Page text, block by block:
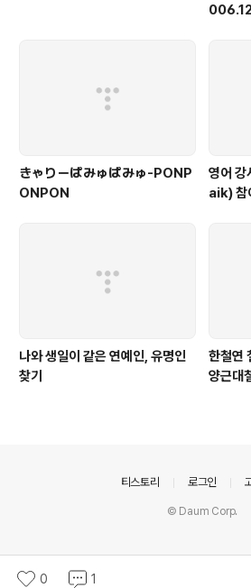
きゃりーぱみゅぱみゅ-PONP
ONPON
영어
aik) 참
나와 생일이 같은 연예인, 유명인
찾기
한철연
양근대
0 1
티스토리 로그인
© Daum Corp.